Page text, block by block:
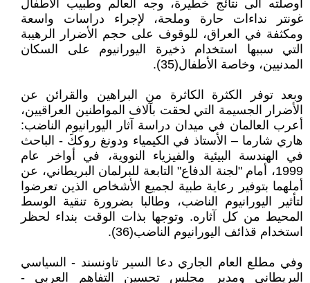
أوصلته الى نتائج خطيرة، وجه العالم وطبيب الأطفال
غونتر نداءات حارة وملحة، لإجراء دراسات واسعة
ومكثفة في العراق، للوقوف على حجم الأضرار الرهيبة
التي سببها استخدام ذخيرة اليورانيوم على السكان
المدنيين، وخاصة الأطفال(35).
وبعد توفر الكثرة الكاثرة من البراهين والقرائن عن
الأضرار الجسيمة التي لحقت بآلاف المواطنين العراقيين،
أعرب العالمان في ميدان دراسة آثار اليورانيوم الناضب:
هاري شارما – الأستاذ في الكيمياء ودونغ روككَ - الباحث
في الهندسة البيئية والفيزياء النووية، في أواخر عام
1999، أمام "لجنة الدفاع" التابعة للبرلمان البريطاني، عن
أملهما بتوفير رعاية طبية لجميع الأشخاص الذين تعرضوا
لتأثير اليورانيوم الناضب، وطالبا بضرورة تنقية الوسط
المحيط من كل آثاره. وتوجها بذات الوقت بنداء لحظر
استخدام قذائف اليورانيوم الناضب(36).
وفي مطلع العام الجاري دعا السير تاونسند - السياسي
البريطاني ومدير مجلس تحسين التفاهم العربي -